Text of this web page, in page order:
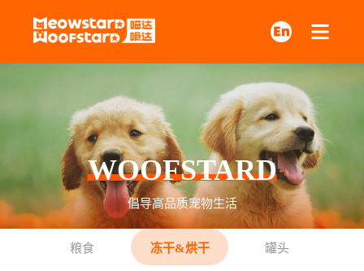
WOOFSTARD
倡导高品质宠物生活
粮食 冻干&烘干 罐头